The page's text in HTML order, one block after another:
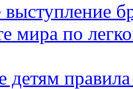
выступление
мира по
детям